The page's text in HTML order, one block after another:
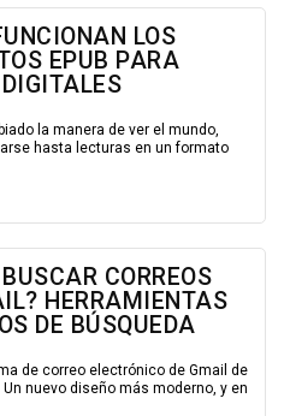
LOS
EPUB PARA
la manera de ver el mundo,
hasta lecturas en un formato
CORREOS
HERRAMIENTAS
DE BÚSQUEDA
de correo electrónico de Gmail de
nuevo diseño más moderno, y en